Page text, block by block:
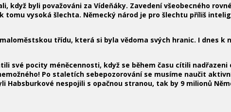
když byli považováni za Vídeňáky. Zavedení všeobecného
tomu vysoká šlechta. Německý národ je pro šlechtu příliš
třídu, která si byla vědoma svých hranic. I dnes
své pocity méněcennosti, když se během času cítili
Po staletích sebepozorování se musíme naučit
Habsburkové nespojili s opačnou stranou, tak by 9 milionů